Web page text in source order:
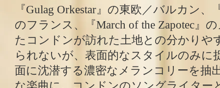
『Gulag Orkestar』の東欧／バルカン、
のフランス、『March of the Zapotec』
たコンドンが訪れた土地との分かりや
られないが、表面的なスタイルのみに
面に沈潜する濃密なメランコリーを抽